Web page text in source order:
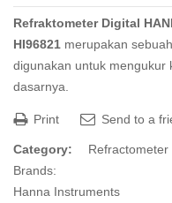
Refraktometer Digital
HI96821 merupakan
digunakan untuk mengukur
dasarnya.
Print Send to a
Category:
Refractometer
Brands:
Hanna Instruments